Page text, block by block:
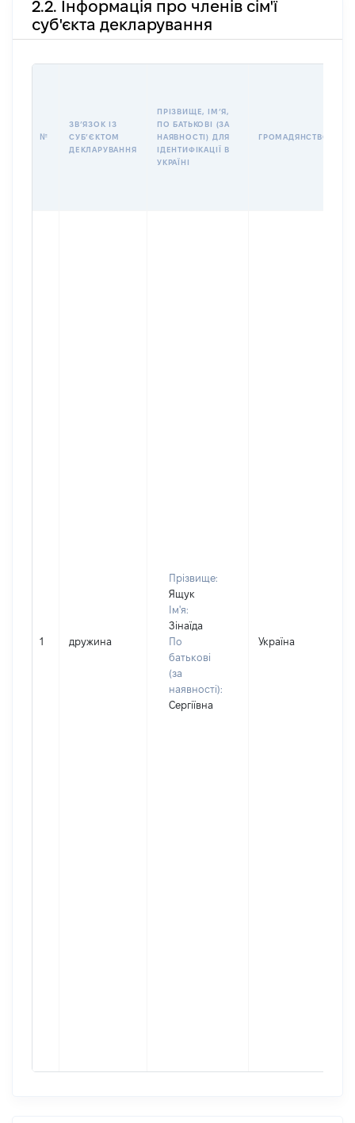
2.2. Інформація про членів сім'ї
суб'єкта декларування
№
ЗВʼЯЗОК ІЗ
СУБʼЄКТОМ
ДЕКЛАРУВАННЯ
ПРІЗВИЩЕ, ІМʼЯ,
ПО БАТЬКОВІ (ЗА
НАЯВНОСТІ) ДЛЯ
ІДЕНТИФІКАЦІЇ В
УКРАЇНІ
ГРОМАДЯНСТВО
1 дружина
Прізвище:
Ящук
Ім'я:
Зінаїда
По
батькові
(за
наявності):
Сергіївна
Україна